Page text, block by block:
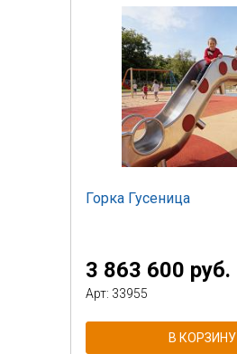
Горка Гусеница
3 863 600 руб.
Арт: 33955
В КОРЗИНУ